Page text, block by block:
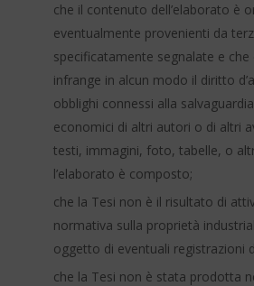
che il contenuto dell’elaborato è
eventualmente provenienti da
specificatamente segnalate e che
infrange in alcun modo il diritto
obblighi connessi alla
economici di altri autori o di altri
testi, immagini, foto, tabelle, o
l’elaborato è composto;
che la Tesi non è il risultato di
normativa sulla proprietà
oggetto di eventuali registrazioni
che la Tesi non è stata prodotta